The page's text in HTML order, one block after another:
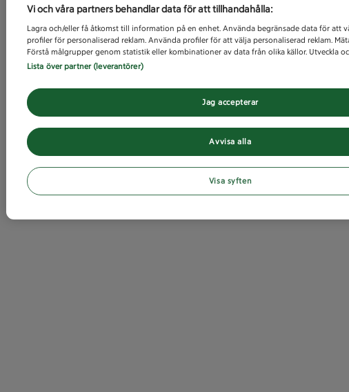
Vi och våra partners behandlar data för att tillhandahålla:
Lagra och/eller få åtkomst till information på en enhet. Använda begränsade data för att
profiler för personaliserad reklam. Använda profiler för att välja personaliserad reklam.
Förstå målgrupper genom statistik eller kombinationer av data från olika källor. Utveckla
Lista över partner (leverantörer)
Avvisa alla
Jag accepterar
Visa syften